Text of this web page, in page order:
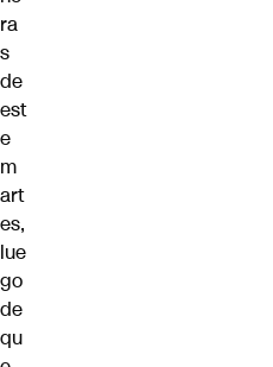
ra
s
de
est
e
m
art
es,
lue
go
de
qu